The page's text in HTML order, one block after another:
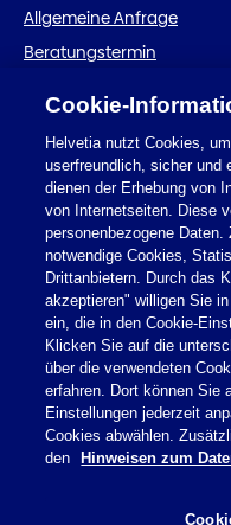
Allgemeine Anfrage
Beratungstermin
© 2026 Helvetia
Berliner Straße 56-58
60311 Frankfurt am Main
+49 (0) 69 1332 – 0
Impressum
Cookie-
Helvetia nutzt Cookies,
userfreundlich, sicher und
dienen der Erhebung von
von Internetseiten. Diese
personenbezogene
notwendige Cookies,
Drittanbietern. Durch das
akzeptieren" willigen Sie
ein, die in den Cookie-
Klicken Sie auf die
über die verwendeten
erfahren. Dort können Sie
Einstellungen jederzeit
Cookies abwählen.
den
Hinweisen zum